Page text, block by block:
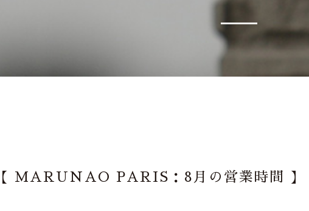
【 MARUNAO PARIS：8月の営業時間 】